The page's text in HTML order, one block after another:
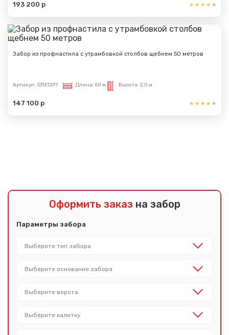
193 200 р
Забор из профнастила с утрамбовкой столбов щебнем 50 метров
Артикул: S31E1297 Длина: 50 м Высота: 2,0 м
147 100 р
Оформить заказ на забор
Параметры забора